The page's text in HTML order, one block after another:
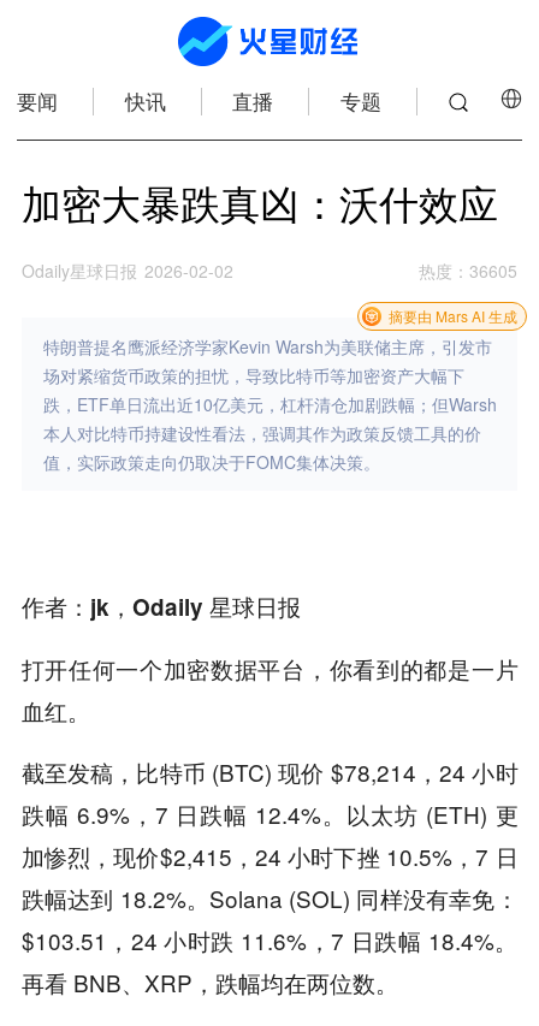
要闻 快讯 直播 专题
加密大暴跌真凶：沃什效应
Odaily星球日报 2026-02-02 热度 ：36605
特朗普提名鹰派经济学家Kevin Warsh为美联储主席，引发市
场对紧缩货币政策的担忧，导致比特币等加密资产大幅下
跌，ETF单日流出近10亿美元，杠杆清仓加剧跌幅；但Warsh
本人对比特币持建设性看法，强调其作为政策反馈工具的价
值，实际政策走向仍取决于FOMC集体决策。
摘要由 Mars AI 生成
作者：jk，Odaily 星球日报
打开任何一个加密数据平台，你看到的都是一片
血红。
截至发稿，比特币 (BTC) 现价 $78,214，24 小时
跌幅 6.9%，7 日跌幅 12.4%。以太坊 (ETH) 更
加惨烈，现价$2,415，24 小时下挫 10.5%，7 日
跌幅达到 18.2%。Solana (SOL) 同样没有幸免：
$103.51，24 小时跌 11.6%，7 日跌幅 18.4%。
再看 BNB、XRP，跌幅均在两位数。